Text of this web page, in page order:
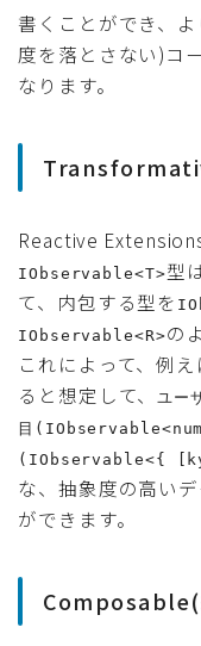
書くことができ、
度を落とさない)コ
なります。
Reactive
IObservable<T>型
て、内包する型を
IObservable<R>の
これによって、例
ると想定して、
ユー
目
(IObservable<{
な、抽象度の高い
ができます。
Composable(